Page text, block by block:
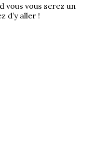
vous vous serez un
d’y aller !